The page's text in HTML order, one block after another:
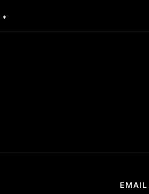
*
EMAIL